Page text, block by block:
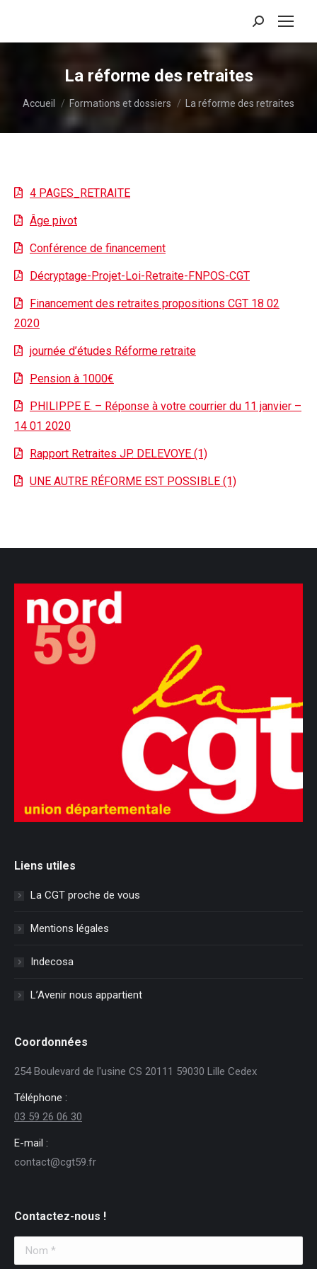
Recherche
:
La réforme des retraites
Vous êtes ici :
Accueil Formations et dossiers La réforme des retraites
4 PAGES_RETRAITE
Âge pivot
Conférence de financement
Décryptage-Projet-Loi-Retraite-FNPOS-CGT
Financement des retraites propositions CGT 18 02
2020
journée d’études Réforme retraite
Pension à 1000€
PHILIPPE E. – Réponse à votre courrier du 11 janvier –
14 01 2020
Rapport Retraites JP. DELEVOYE (1)
UNE AUTRE RÉFORME EST POSSIBLE (1)
Liens utiles
La CGT proche de vous
Mentions légales
Indecosa
L’Avenir nous appartient
Coordonnées
254 Boulevard de l'usine CS 20111 59030 Lille Cedex
Téléphone :
03 59 26 06 30
E-mail :
contact@cgt59.fr
Contactez-nous !
Nom *